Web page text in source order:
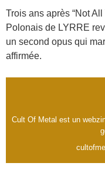
Trois ans après “Not
Polonais de LYRRE
un second opus qui
affirmée.
Cult Of Metal est un